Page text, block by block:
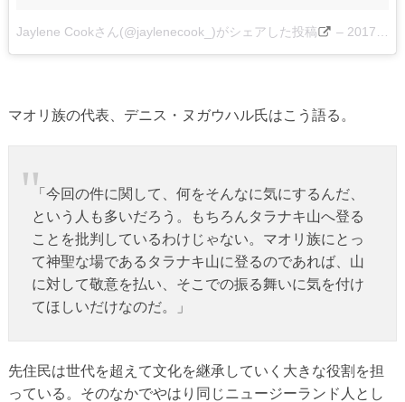
Jaylene Cookさん(@jaylenecook_)がシェアした投稿 – 2017 4月 10 1:17午前 PDT
マオリ族の代表、デニス・ヌガウハル氏はこう語る。
「今回の件に関して、何をそんなに気にするんだ、
という人も多いだろう。もちろんタラナキ山へ登る
ことを批判しているわけじゃない。マオリ族にとっ
て神聖な場であるタラナキ山に登るのであれば、山
に対して敬意を払い、そこでの振る舞いに気を付け
てほしいだけなのだ。」
先住民は世代を超えて文化を継承していく大きな役割を担
っている。そのなかでやはり同じニュージーランド人とし